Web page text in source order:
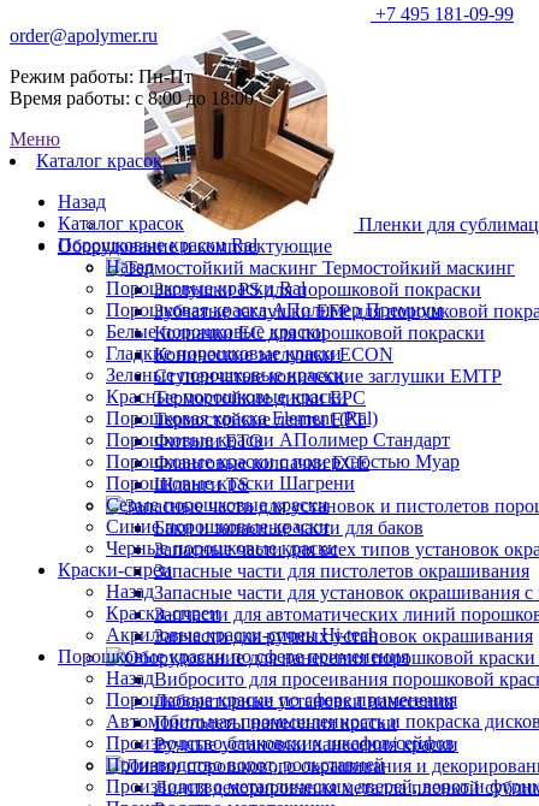
Пленки для
Оборудование и комплектующие
Термостойкий маскинг
Заглушки PS для порошковой покраски
Зубчатые заглушки EFP для порошковой
Колпачки ЕС для порошковой покраски
Конические заглушки ECON
Ступенчатые конические заглушки EMTP
Термостойкие диски EPC
Термостойкие ленты EPT
Фитили ETO
Фланговые колпачки ECE
Шланги TS
Баки и запасные части для баков
Запасные части для всех типов установок
Запасные части для пистолетов окрашивания
Запасные части для установок окрашивания с
Запчасти для автоматических линий
Запчасти для ручных установок окрашивания
Вибросито для просеивания порошковой
Лабораторные установки нанесения
Пистолеты нанесения краски
Ручные установки нанесения краски
Линия декорирования металла пленкой
+7 495 181-09-99
order@apolymer.ru
Режим работы: Пн-Пт
Время работы: с 8:00 до 18:00
Меню
Каталог красок
Назад
Каталог красок
Порошковые краски Ral
Назад
Порошковые краски Ral
Порошковая краска АПолимер Премиум
Белые порошковые краски
Гладкие порошковые краски
Зеленые порошковые краски
Красные порошковые краски
Порошковая краска Element (Ral)
Порошковые краски АПолимер Стандарт
Порошковые краски с поверхностью Муар
Порошковые краски Шагрени
Серые порошковые краски
Синие порошковые краски
Черные порошковые краски
Краски-спреи
Назад
Краски-спреи
Акриловые краски-спреи Hi-tech
Порошковые краски по сфере применения
Назад
Порошковые краски по сфере применения
Автомобильная промышленность и покраска дисков
Производство банковских шкафов/сейфов
Производство ворот, рольставней
Производство металлических дверей, ворот и